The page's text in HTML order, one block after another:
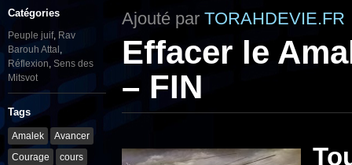
Catégories
Peuple juif, Rav
Barouh Attal ,
Réflexion, Sens des
Mitsvot
Tags
Amalek
Avancer
Courage
cours
Ajouté par TORAHDEVIE.FR
Effacer le
– FIN